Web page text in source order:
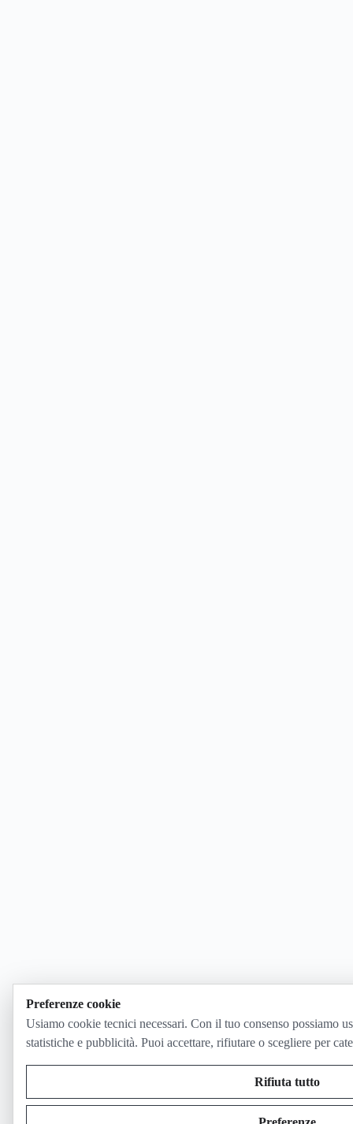
Preferenze cookie
Usiamo cookie tecnici necessari. Con il tuo consenso possiamo
statistiche e pubblicità. Puoi accettare, rifiutare o scegliere per
Rifiuta tutto